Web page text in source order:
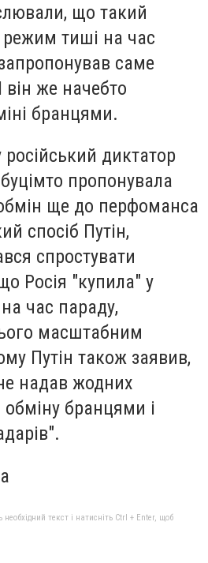
що такий
режим тиші на час
саме
же начебто
бранцями.
диктатор
пропонувала
ще до перфоманса
спосіб Путін,
спростувати
Росія "купила" у
час параду,
масштабним
Путін також заявив,
надав жодних
бранцями і
текст і натисніть Ctrl + Enter, щоб